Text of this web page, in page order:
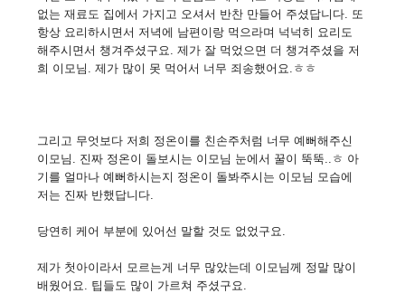
없는 재료도 집에서 가지고 오셔서 반찬 만들어 주셨답니다. 또
항상 요리하시면서 저녁에 남편이랑 먹으라며 넉넉히 요리도
해주시면서 챙겨주셨구요. 제가 잘 먹었으면 더 챙겨주셨을 저
희 이모님. 제가 많이 못 먹어서 너무 죄송했어요.ㅎㅎ
그리고 무엇보다 저희 정온이를 친손주처럼 너무 예뻐해주신
이모님. 진짜 정온이 돌보시는 이모님 눈에서 꿀이 뚝뚝..ㅎ 아
기를 얼마나 예뻐하시는지 정온이 돌봐주시는 이모님 모습에
저는 진짜 반했답니다.
당연히 케어 부분에 있어선 말할 것도 없었구요.
제가 첫아이라서 모르는게 너무 많았는데 이모님께 정말 많이
배웠어요. 팁들도 많이 가르쳐 주셨구요.